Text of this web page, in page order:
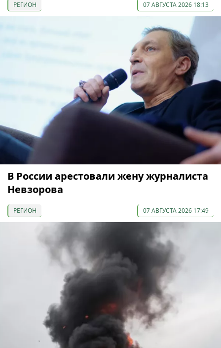
РЕГИОН 07 АВГУСТА 2026 18:13
В России арестовали жену журналиста
Невзорова
РЕГИОН 07 АВГУСТА 2026 17:49